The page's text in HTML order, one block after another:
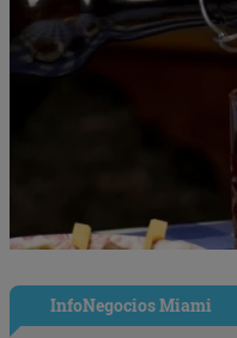
InfoNegocios Miami